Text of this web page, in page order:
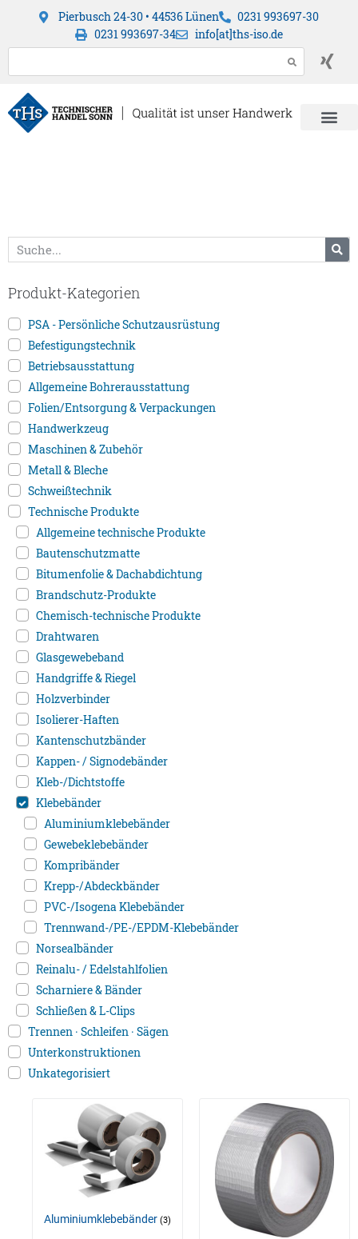
Pierbusch 24-30 • 44536 Lünen
0231 993697-30
0231 993697-34
info[at]ths-iso.de
Produkt-Kategorien
PSA - Persönliche Schutzausrüstung
Befestigungstechnik
Betriebsausstattung
Allgemeine Bohrerausstattung
Folien/Entsorgung & Verpackungen
Handwerkzeug
Maschinen & Zubehör
Metall & Bleche
Schweißtechnik
Technische Produkte
Allgemeine technische Produkte
Bautenschutzmatte
Bitumenfolie & Dachabdichtung
Brandschutz-Produkte
Chemisch-technische Produkte
Drahtwaren
Glasgewebeband
Handgriffe & Riegel
Holzverbinder
Isolierer-Haften
Kantenschutzbänder
Kappen- / Signodebänder
Kleb-/Dichtstoffe
Klebebänder
Aluminiumklebebänder
Gewebeklebebänder
Kompribänder
Krepp-/Abdeckbänder
PVC-/Isogena Klebebänder
Trennwand-/PE-/EPDM-Klebebänder
Norsealbänder
Reinalu- / Edelstahlfolien
Scharniere & Bänder
Schließen & L-Clips
Trennen · Schleifen · Sägen
Unterkonstruktionen
Unkategorisiert
Aluminiumklebebänder (3)